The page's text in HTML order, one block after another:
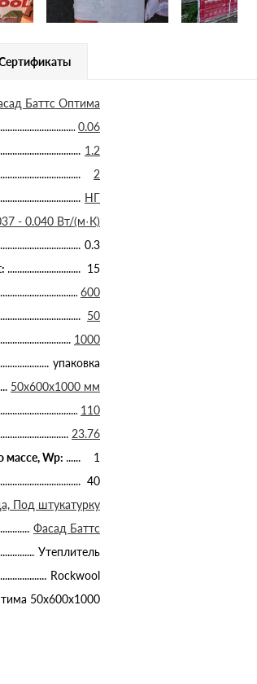
Баттс Оптима
0.06
1.2
2
НГ
- 0.040 Вт/(м·К)
0.3
15
600
50
1000
упаковка
50х600х1000 мм
110
23.76
массе, Wp:
1
40
Под штукатурку
Фасад Баттс
Утеплитель
Rockwool
50х600х1000